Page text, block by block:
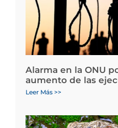
Alarma en la ONU
aumento de las
Leer Más >>